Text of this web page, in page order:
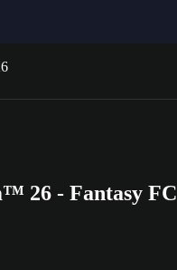
26 - Fantasy FC